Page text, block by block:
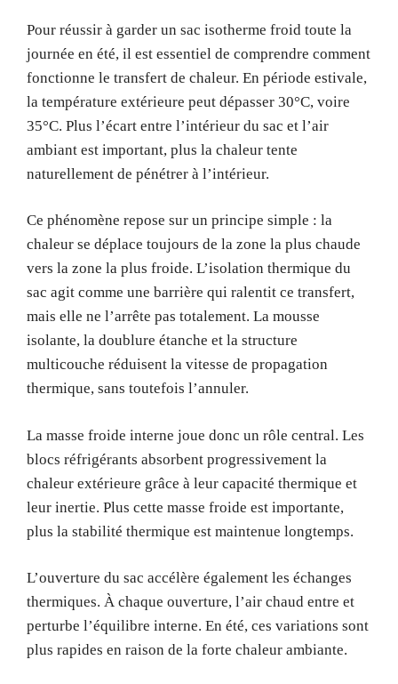
Pour réussir à garder un sac isotherme froid toute la
journée en été, il est essentiel de comprendre comment
fonctionne le transfert de chaleur. En période estivale,
la température extérieure peut dépasser 30°C, voire
35°C. Plus l’écart entre l’intérieur du sac et l’air
ambiant est important, plus la chaleur tente
naturellement de pénétrer à l’intérieur.
Ce phénomène repose sur un principe simple : la
chaleur se déplace toujours de la zone la plus chaude
vers la zone la plus froide. L’isolation thermique du
sac agit comme une barrière qui ralentit ce transfert,
mais elle ne l’arrête pas totalement. La mousse
isolante, la doublure étanche et la structure
multicouche réduisent la vitesse de propagation
thermique, sans toutefois l’annuler.
La masse froide interne joue donc un rôle central. Les
blocs réfrigérants absorbent progressivement la
chaleur extérieure grâce à leur capacité thermique et
leur inertie. Plus cette masse froide est importante,
plus la stabilité thermique est maintenue longtemps.
L’ouverture du sac accélère également les échanges
thermiques. À chaque ouverture, l’air chaud entre et
perturbe l’équilibre interne. En été, ces variations sont
plus rapides en raison de la forte chaleur ambiante.